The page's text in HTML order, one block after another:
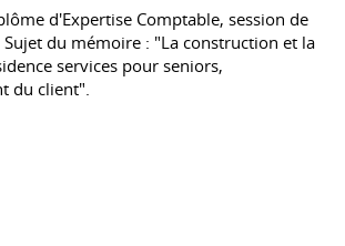
d'Expertise Comptable, session de
du mémoire : "La construction et la
services pour seniors,
du client".